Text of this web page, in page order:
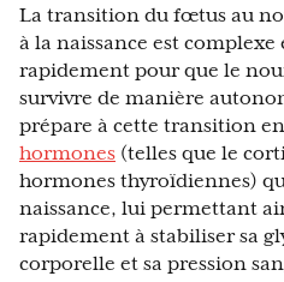
La transition du fœtus au
à la naissance est
rapidement pour que le
survivre de manière
prépare à cette transition
hormones (telles que le
hormones thyroïdiennes)
naissance, lui permettant
rapidement à stabiliser sa
corporelle et sa pression